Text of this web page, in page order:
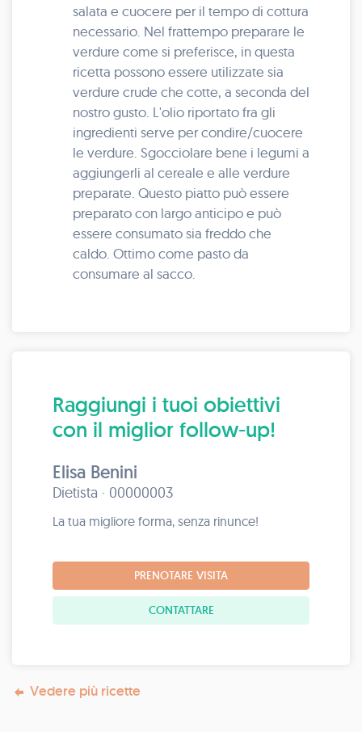
salata e cuocere per il tempo di cottura
necessario. Nel frattempo preparare le
verdure come si preferisce, in questa
ricetta possono essere utilizzate sia
verdure crude che cotte, a seconda del
nostro gusto. L'olio riportato fra gli
ingredienti serve per condire/cuocere
le verdure. Sgocciolare bene i legumi a
aggiungerli al cereale e alle verdure
preparate. Questo piatto può essere
preparato con largo anticipo e può
essere consumato sia freddo che
caldo. Ottimo come pasto da
consumare al sacco.
Raggiungi i tuoi obiettivi
con il miglior follow-up!
Elisa Benini
Dietista · 00000003
La tua migliore forma, senza rinunce!
PRENOTARE VISITA
CONTATTARE
Vedere più ricette